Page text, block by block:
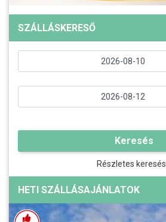
SZÁLLÁSKERESŐ
Keresés
Részletes keresés
HETI SZÁLLÁSAJÁNLATOK